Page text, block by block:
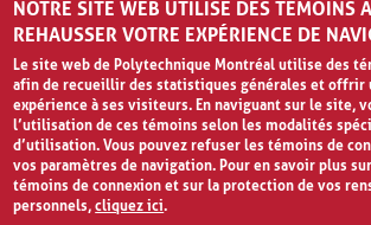
Envisagez d'élargir votre recherche avec
retournera souvent plus de résultat que
NOTRE SITE WEB UTILISE DES TÉMOINS
REHAUSSER VOTRE EXPÉRIENCE DE
Le site web de Polytechnique Montréal utilise des
afin de recueillir des statistiques générales et offrir
expérience à ses visiteurs. En naviguant sur le site,
l’utilisation de ces témoins selon les modalités
d’utilisation. Vous pouvez refuser les témoins de
vos paramètres de navigation. Pour en savoir plus
témoins de connexion et sur la protection de vos
personnels,cliquez ici.